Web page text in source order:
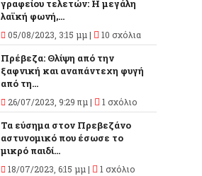
γραφείου τελετών: Η μεγάλη
λαϊκή φωνή,...
05/08/2023, 3:15 μμ | 10 σχόλια
Πρέβεζα: Θλίψη από την
ξαφνική και αναπάντεχη φυγή
από τη...
26/07/2023, 9:29 πμ | 1 σχόλιο
Τα εύσημα στον Πρεβεζάνο
αστυνομικό που έσωσε το
μικρό παιδί...
18/07/2023, 6:15 μμ | 1 σχόλιο